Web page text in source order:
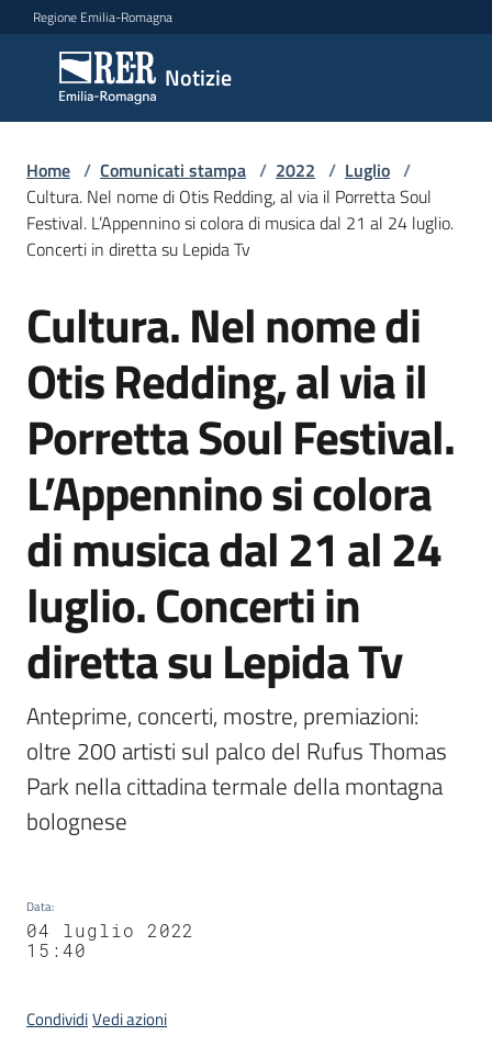
Vai al contenuto
Vai alla navigazione
Vai al footer
Regione Emilia-Romagna
Notizie
Notizie
Comunicati
stampa
Menu selezionato
Cerca
comunicato
Risorse
Agenzia
informazione
e
comunicazione
Seguici
su
Home / Comunicati stampa / 2022 / Luglio /
Cultura. Nel nome di Otis Redding, al via il Porretta Soul
Festival. L’Appennino si colora di musica dal 21 al 24 luglio.
Concerti in diretta su Lepida Tv
Salta al contenuto
Cultura. Nel nome di
Otis Redding, al via il
Porretta Soul Festival.
L’Appennino si colora
di musica dal 21 al 24
luglio. Concerti in
diretta su Lepida Tv
Anteprime, concerti, mostre, premiazioni:
oltre 200 artisti sul palco del Rufus Thomas
Park nella cittadina termale della montagna
bolognese
Data:
04 luglio 2022
15:40
CondividiVedi azioni